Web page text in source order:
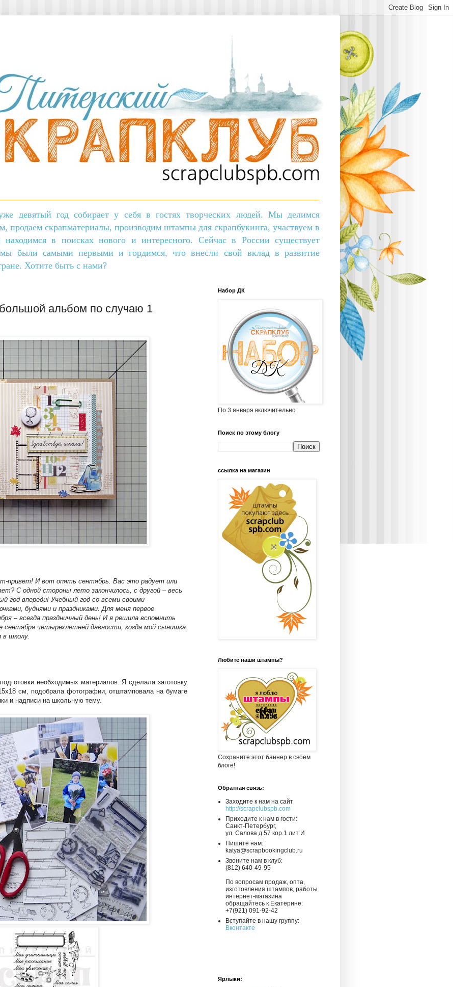
девятый год собирает у себя в гостях творческих людей. Мы делимся
продаем скрапматериалы, производим штампы для скрапбукинга, участвуем в
находимся в поисках нового и интересного. Сейчас в России существует
были самыми первыми и гордимся, что внесли свой вклад в развитие
Хотите быть с нами?
альбом по случаю 1
привет! И вот опять сентябрь. Вас это радует или
С одной стороны лето закончилось, с другой–весь
год впереди! Учебный год со всеми своими
буднями и праздниками. Для меня первое
–всегда праздничный день! И я решила вспомнить
сентября четырехлетней давности, когда мой сынишка
в школу.
необходимых материалов. Я сделала заготовку
см, подобрала фотографии, отштамповала на бумаге
и надписи на школьную тему.
Набор ДК
По 3 января включительно
Поиск по этому блогу
ссылка на магазин
Любите наши штампы?
Cохраните этот баннер в своем
блоге!
Обратная связь:
Заходите к нам на сайт
http://scrapclubspb.com
Приходите к нам в гости:
Санкт-Петербург,
ул. Салова д.57 кор.1 лит И
Пишите нам:
katya@scrapbookingclub.ru
Звоните нам в клуб:
(812) 640-49-95
По вопросам продаж, опта,
изготовления штампов, работы
интернет-магазина
обращайтесь к Екатерине:
+7(921) 091-92-42
Вступайте в нашу группу:
Вконтакте
Ярлыки: